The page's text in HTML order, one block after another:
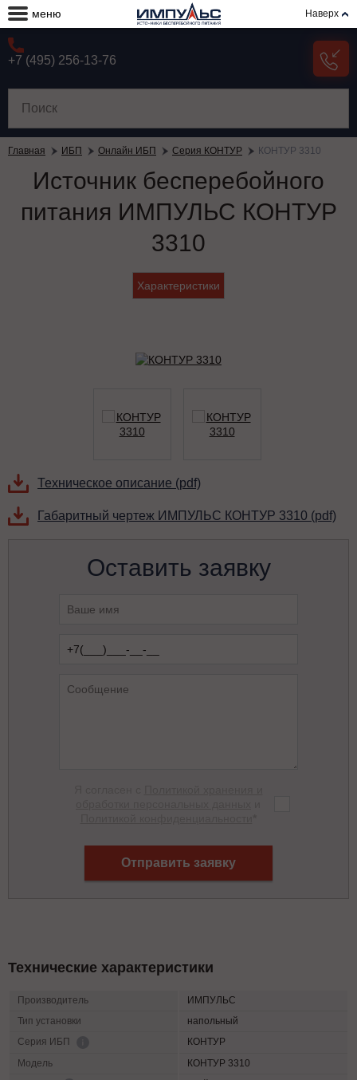
меню Наверх
+7 (495) 256-13-76
Главная ИБП Онлайн ИБП Серия КОНТУР КОНТУР 3310
Источник бесперебойного
питания ИМПУЛЬС КОНТУР
3310
Характеристики
Техническое описание (pdf)
Габаритный чертеж ИМПУЛЬС КОНТУР 3310 (pdf)
Оставить заявку
Отправить заявку
Технические характеристики
Производитель
ИМПУЛЬС
Тип установки
напольный
Серия ИБП
КОНТУР
Модель
КОНТУР 3310